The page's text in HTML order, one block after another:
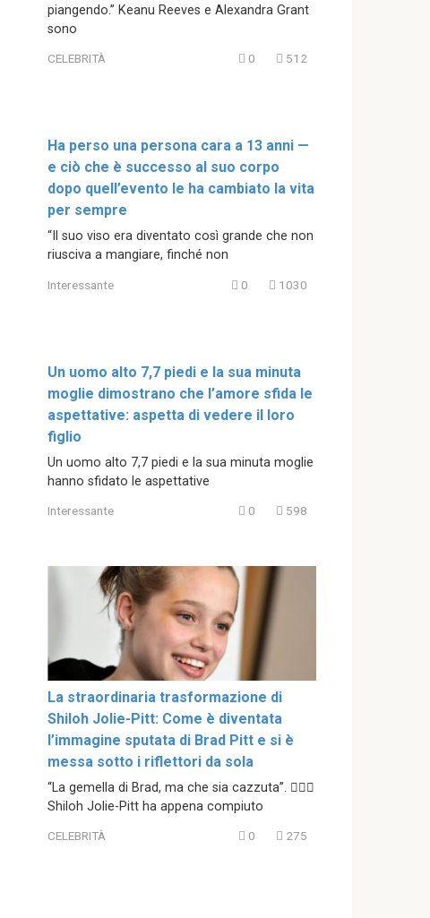
piangendo.” Keanu Reeves e Alexandra Grant
sono
CELEBRITÀ 0 512
Ha perso una persona cara a 13 anni —
e ciò che è successo al suo corpo
dopo quell’evento le ha cambiato la vita
per sempre
“Il suo viso era diventato così grande che non
riusciva a mangiare, finché non
Interessante 0 1030
Un uomo alto 7,7 piedi e la sua minuta
moglie dimostrano che l’amore sfida le
aspettative: aspetta di vedere il loro
figlio
Un uomo alto 7,7 piedi e la sua minuta moglie
hanno sfidato le aspettative
Interessante 0 598
La straordinaria trasformazione di
Shiloh Jolie-Pitt: Come è diventata
l’immagine sputata di Brad Pitt e si è
messa sotto i riflettori da sola
“La gemella di Brad, ma che sia cazzuta”. 😮‍💨🔥
Shiloh Jolie-Pitt ha appena compiuto
CELEBRITÀ 0 275